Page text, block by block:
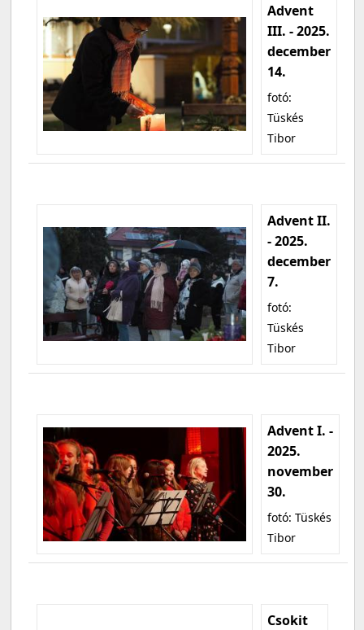
Advent
III. - 2025.
december
14.
fotó:
Tüskés
Tibor
Advent II.
- 2025.
december
7.
fotó:
Tüskés
Tibor
Advent I. -
2025.
november
30.
fotó: Tüskés
Tibor
Csokit